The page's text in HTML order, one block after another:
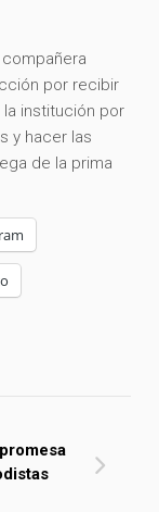
compañera
por recibir
institución por
y hacer las
de la prima